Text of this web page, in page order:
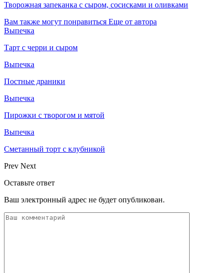
Творожная запеканка с сыром, сосисками и оливками
Вам также могут понравиться Еще от автора
Выпечка
Тарт с черри и сыром
Выпечка
Постные драники
Выпечка
Пирожки с творогом и мятой
Выпечка
Сметанный торт с клубникой
Prev Next
Оставьте ответ
Ваш электронный адрес не будет опубликован.